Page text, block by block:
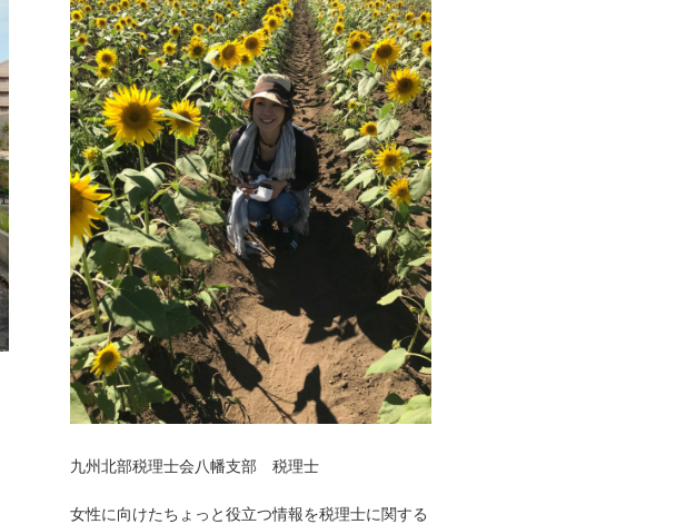
九州北部税理士会八幡支部 税理士
女性に向けたちょっと役立つ情報を税理士に関する